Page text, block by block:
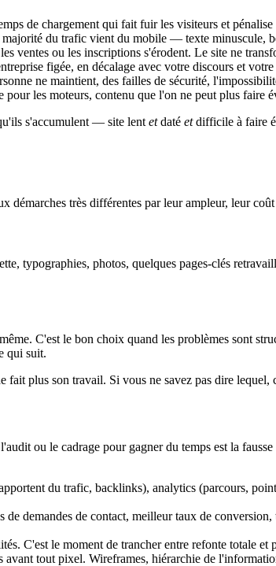
de chargement qui fait fuir les visiteurs et
du trafic vient du mobile — texte minuscule,
ventes ou les inscriptions s'érodent. Le site ne
figée, en décalage avec votre discours et votre
ne maintient, des failles de sécurité,
les moteurs, contenu que l'on ne peut plus faire
s'accumulent — site lent etdaté etdifficile à faire
démarches très différentes par leur ampleur, leur
typographies, photos, quelques pages-clés
C'est le bon choix quand les problèmes sont
qui suit.
plus son travail. Si vous ne savez pas dire lequel,
ou le cadrage pour gagner du temps est la
du trafic, backlinks), analytics (parcours,
de demandes de contact, meilleur taux de
C'est le moment de trancher entre refonte totale
avant tout pixel. Wireframes, hiérarchie de